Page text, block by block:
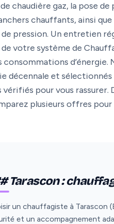
chaudière gaz, la pose de
chauffants, ainsi que
pression. Un entretien
votre système de
décennale et
pour vous rassurer.
plusieurs offres
Tarascon :
un chauffagiste à Tarascon
et un accompagnement